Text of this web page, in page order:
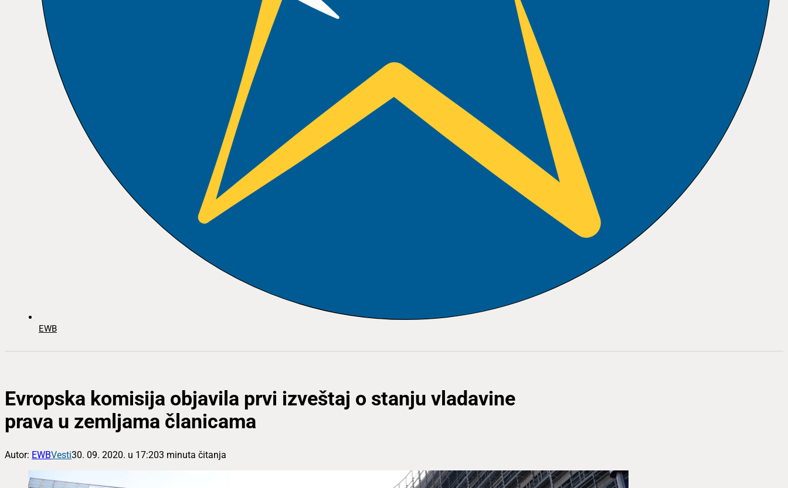
EWB
Evropska komisija objavila prvi izveštaj o stanju vladavine
prava u zemljama članicama
Autor: EWBVesti30. 09. 2020. u 17:203 minuta čitanja